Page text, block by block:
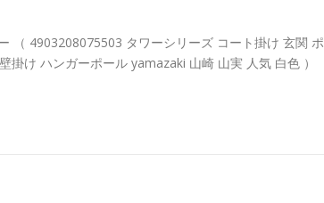
（ 4903208075503 タワーシリーズ コート掛け 玄関 ポ
け ハンガーポール yamazaki 山崎 山実 人気 白色 ）